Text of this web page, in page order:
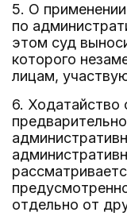
5. О
по
этом суд
которого
лицам,
6. Ходатайство
отдельно от